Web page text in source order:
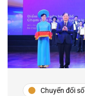
Chuyển đổi số